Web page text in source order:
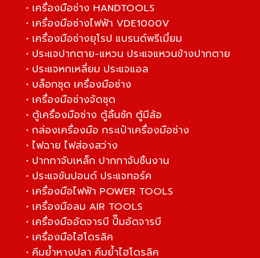
• เครื่องมือช่าง HANDTOOLS
• เครื่องมือช่างไฟฟ้า VDE1000V
• เครื่องมือช่างยุโรป แบรนด์พรีเมี่ยม
• ประแจปากตาย-แหวน ประแจแหวนข้างปากตาย
• ประแจหกเหลี่ยม ประแจแอล
• บล็อกชุด เครื่องมือช่าง
• เครื่องมือช่างจัดชุด
• ตู้เครื่องมือช่าง ตู้ลิ้นชัก ตู้มีล้อ
• กล่องเครื่องมือ กระเป๋าเครื่องมือช่าง
• ไฟฉาย ไฟส่องสว่าง
• ปากกาจับเหล็ก ปากกาจับชิ้นงาน
• ประแจขันปอนด์ ประแจทอร์ค
• เครื่องมือไฟฟ้า POWER TOOLS
• เครื่องมือลม AIR TOOLS
• เครื่องมืออัดจารบี ปั๊มอัดจารบี
• เครื่องมือไฮโดรลิค
• คีมย้ำหางปลา คีมย้ำไฮโดรลิค